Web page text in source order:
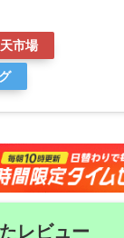
市場
レビュー